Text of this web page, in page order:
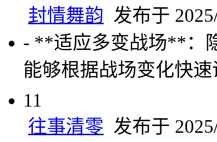
封情舞韵 发布于
- **适应多变战场**：
能够根据战场变化快
11
往事清零 发布于